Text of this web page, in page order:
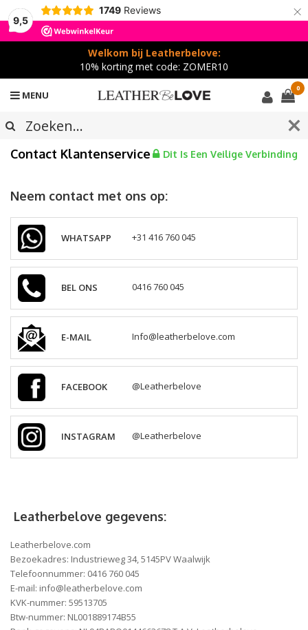
9,5
1749 Reviews ×
Welkom bij Leatherbelove:
10% korting met code: ZOMER10
MENU
0
Contact Klantenservice Dit Is Een Veilige Verbinding
Neem contact met ons op:
WHATSAPP +31 416 760 045
BEL ONS 0416 760 045
E-MAIL Info@leatherbelove.com
FACEBOOK @Leatherbelove
INSTAGRAM @Leatherbelove
Leatherbelove gegevens:
Leatherbelove.com
Bezoekadres: Industrieweg 34, 5145PV Waalwijk
Telefoonnummer: 0416 760 045
E-mail: info@leatherbelove.com
KVK-nummer: 59513705
Btw-nummer: NL001889174B55